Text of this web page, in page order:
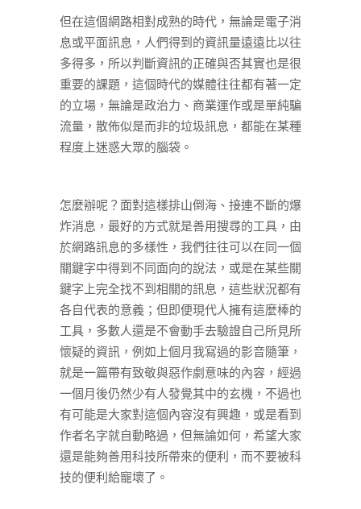
但在這個網路相對成熟的時代，無論是電子消
息或平面訊息，人們得到的資訊量遠遠比以往
多得多，所以判斷資訊的正確與否其實也是很
重要的課題，這個時代的媒體往往都有著一定
的立場，無論是政治力、商業運作或是單純騙
流量，散佈似是而非的垃圾訊息，都能在某種
程度上迷惑大眾的腦袋。
怎麼辦呢？面對這樣排山倒海、接連不斷的爆
炸消息，最好的方式就是善用搜尋的工具，由
於網路訊息的多樣性，我們往往可以在同一個
關鍵字中得到不同面向的說法，或是在某些關
鍵字上完全找不到相關的訊息，這些狀況都有
各自代表的意義；但即便現代人擁有這麼棒的
工具，多數人還是不會動手去驗證自己所見所
懷疑的資訊，例如上個月我寫過的影音隨筆，
就是一篇帶有致敬與惡作劇意味的內容，經過
一個月後仍然少有人發覺其中的玄機，不過也
有可能是大家對這個內容沒有興趣，或是看到
作者名字就自動略過，但無論如何，希望大家
還是能夠善用科技所帶來的便利，而不要被科
技的便利給寵壞了。